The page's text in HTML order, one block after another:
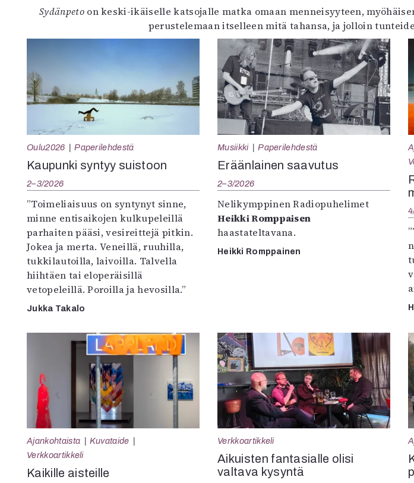
Sydänpeto on keski-ikäiselle katsojalle matka omaan menneisyyteen,
perustelemaan itselleen mitä tahansa, ja jolloin
Oulu2026 Paperilehdestä
Kaupunki syntyy suistoon
2–3/2026
”Toimeliaisuus on syntynyt sinne,
minne entisaikojen kulkupeleillä
parhaiten pääsi, vesireittejä pitkin.
Jokea ja merta. Veneillä, ruuhilla,
tukkilautoilla, laivoilla. Talvella
hiihtäen tai eloperäisillä
vetopeleillä. Poroilla ja hevosilla.”
Jukka Takalo
Musiikki Paperilehdestä
Eräänlainen saavutus
2–3/2026
Nelikymppinen Radiopuhelimet
Heikki Romppaisen
haastateltavana.
Heikki Romppainen
Ajankohtaista
Kuvataide
Verkkoartikkeli
Kaikille aisteille
Verkkoartikkeli
Aikuisten fantasialle olisi
valtava kysyntä